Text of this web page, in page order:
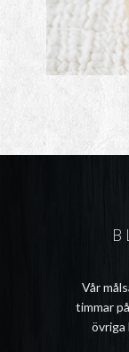
Vår
timmar
övriga